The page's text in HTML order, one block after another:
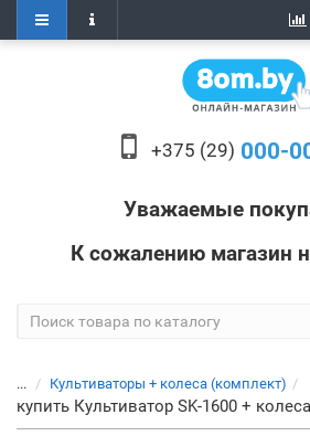
+375 (29) 000-
Уважаемые
К сожалению магазин
... Культиваторы + колеса (комплект)
купить Культиватор SK-1600 +